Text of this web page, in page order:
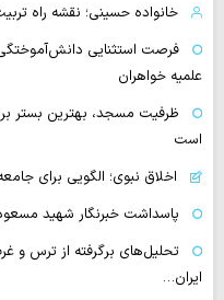
خانواده حسینی؛ نقشه راه
فرصت استثنایی
علمیه خواهران
ظرفیت مسجد، بهترین بستر
است
اخلاق نبوی؛ الگویی برای
پاسداشت خبرنگار شهید
تحلیل‌های برگرفته از ترس
ایران…